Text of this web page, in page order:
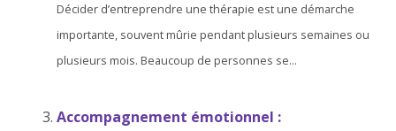
Décider d’entreprendre une thérapie est une démarche
importante, souvent mûrie pendant plusieurs semaines ou
plusieurs mois. Beaucoup de personnes se...
Accompagnement émotionnel :